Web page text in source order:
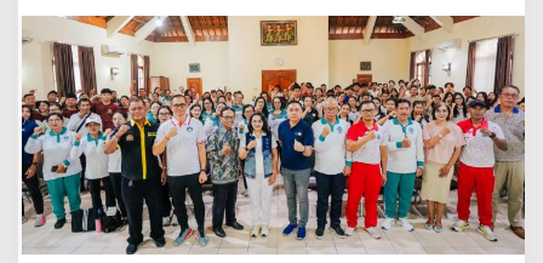
u
n
g
M
a
t
a
n
g
k
a